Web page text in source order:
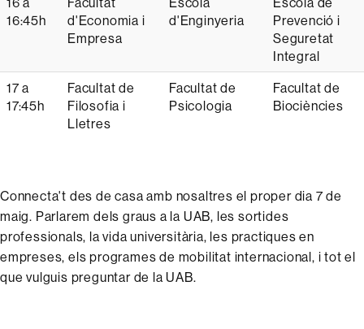
16:45h
d'Economia i
Empresa
d'Enginyeria
Prevenció i
Seguretat
Integral
17 a
17:45h
Facultat de
Filosofia i
Lletres
Facultat de
Psicologia
Facultat de
Biociències
Connecta't des de casa amb nosaltres el proper dia 7 de
maig. Parlarem dels graus a la UAB, les sortides
professionals, la vida universitària, les practiques en
empreses, els programes de mobilitat internacional, i tot el
que vulguis preguntar de la UAB.